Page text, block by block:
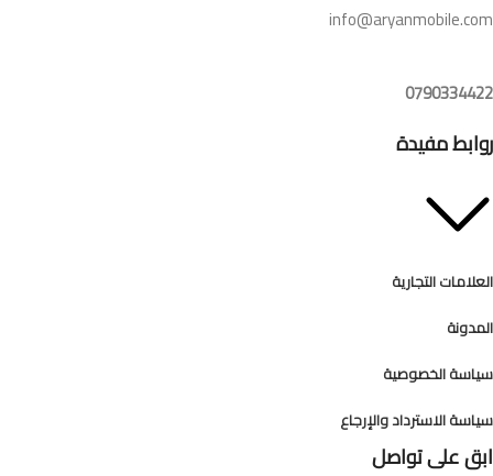
info@aryanmobile.com
0790334422
روابط مفيدة
العلامات التجارية
المدونة
سياسة الخصوصية
سياسة الاسترداد والإرجاع
ابق على تواصل